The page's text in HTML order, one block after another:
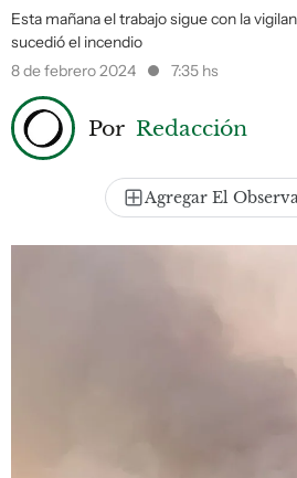
Esta mañana el trabajo sigue con la
sucedió el incendio
8 de febrero 2024
7:35 hs
Por Redacción
Agregar El